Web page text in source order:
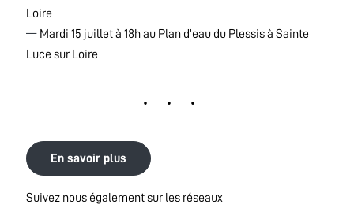
Loire
Mardi 15 juillet à 18h au Plan d’eau du Plessis à Sainte
Luce sur Loire
En savoir plus
Suivez nous également sur les réseaux